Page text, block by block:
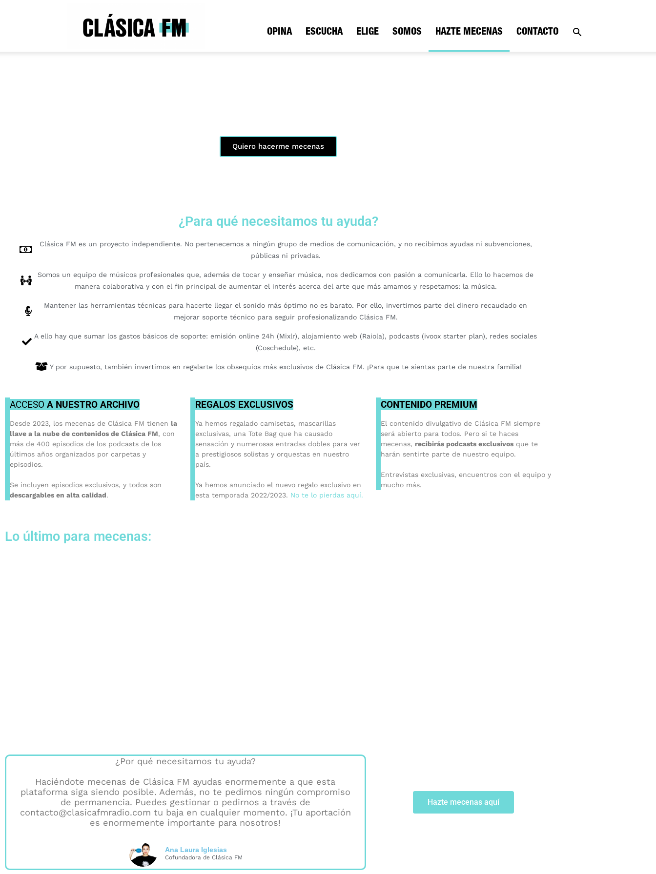
OPINA ESCUCHA ELIGE SOMOS HAZTE MECENAS CONTACTO
Quiero hacerme mecenas
¿Para qué necesitamos tu ayuda?
Clásica FM es un proyecto independiente. No pertenecemos a ningún grupo de medios de comunicación, y no recibimos ayudas ni subvenciones,
públicas ni privadas.
Somos un equipo de músicos profesionales que, además de tocar y enseñar música, nos dedicamos con pasión a comunicarla. Ello lo hacemos de
manera colaborativa y con el fin principal de aumentar el interés acerca del arte que más amamos y respetamos: la música.
Mantener las herramientas técnicas para hacerte llegar el sonido más óptimo no es barato. Por ello, invertimos parte del dinero recaudado en
mejorar soporte técnico para seguir profesionalizando Clásica FM.
A ello hay que sumar los gastos básicos de soporte: emisión online 24h (Mixlr), alojamiento web (Raiola), podcasts (ivoox starter plan), redes sociales
(Coschedule), etc.
Y por supuesto, también invertimos en regalarte los obsequios más exclusivos de Clásica FM. ¡Para que te sientas parte de nuestra familia!
ACCESO A NUESTRO ARCHIVO
Desde 2023, los mecenas de Clásica FM tienen la
llave a la nube de contenidos de Clásica FM, con
más de 400 episodios de los podcasts de los
últimos años organizados por carpetas y
episodios.
Se incluyen episodios exclusivos, y todos son
descargables en alta calidad.
REGALOS EXCLUSIVOS
Ya hemos regalado camisetas, mascarillas
exclusivas, una Tote Bag que ha causado
sensación y numerosas entradas dobles para ver
a prestigiosos solistas y orquestas en nuestro
país.
Ya hemos anunciado el nuevo regalo exclusivo en
esta temporada 2022/2023. No te lo pierdas aquí.
CONTENIDO PREMIUM
El contenido divulgativo de Clásica FM siempre
será abierto para todos. Pero si te haces
mecenas, recibirás podcasts exclusivosque te
harán sentirte parte de nuestro equipo.
Entrevistas exclusivas, encuentros con el equipo y
mucho más.
Lo último para mecenas:
¿Por qué necesitamos tu ayuda?
Haciéndote mecenas de Clásica FM ayudas enormemente a que esta
plataforma siga siendo posible. Además, no te pedimos ningún compromiso
de permanencia. Puedes gestionar o pedirnos a través de
contacto@clasicafmradio.com tu baja en cualquier momento. ¡Tu aportación
es enormemente importante para nosotros!
Ana Laura Iglesias
Cofundadora de Clásica FM
Hazte mecenas aquí